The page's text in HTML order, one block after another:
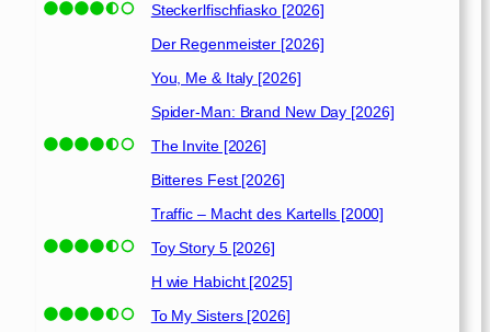
Steckerlfischfiasko [2026]
Der Regenmeister [2026]
You, Me & Italy [2026]
Spider-Man: Brand New Day [2026]
The Invite [2026]
Bitteres Fest [2026]
Traffic – Macht des Kartells [2000]
Toy Story 5 [2026]
H wie Habicht [2025]
To My Sisters [2026]